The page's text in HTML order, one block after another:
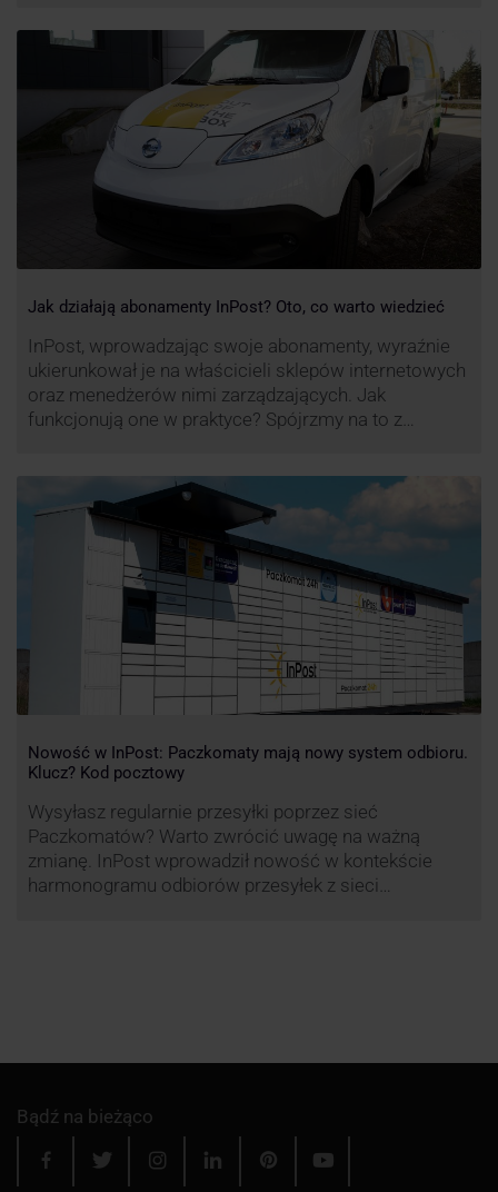
Jak działają abonamenty InPost? Oto, co warto wiedzieć
InPost, wprowadzając swoje abonamenty, wyraźnie
ukierunkował je na właścicieli sklepów internetowych
oraz menedżerów nimi zarządzających. Jak
funkcjonują one w praktyce? Spójrzmy na to z
Nowość w InPost: Paczkomaty mają nowy system odbioru.
Klucz? Kod pocztowy
Wysyłasz regularnie przesyłki poprzez sieć
Paczkomatów? Warto zwrócić uwagę na ważną
zmianę. InPost wprowadził nowość w kontekście
harmonogramu odbiorów przesyłek z sieci
Bądź na bieżąco